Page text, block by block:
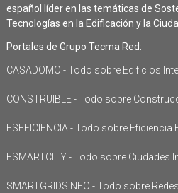
español líder en las temáticas de
Tecnologías en la Edificación y la
Portales de Grupo Tecma Red:
CASADOMO - Todo sobre Edificios
CONSTRUIBLE - Todo sobre
ESEFICIENCIA - Todo sobre Eficiencia
ESMARTCITY - Todo sobre Ciudades
SMARTGRIDSINFO - Todo sobre